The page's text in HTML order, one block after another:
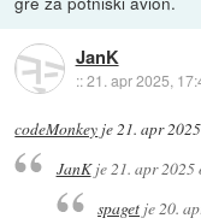
JanK
::21. apr 2025,
codeMonkey je21. apr
JanKje21. apr 2025
spaget je20.